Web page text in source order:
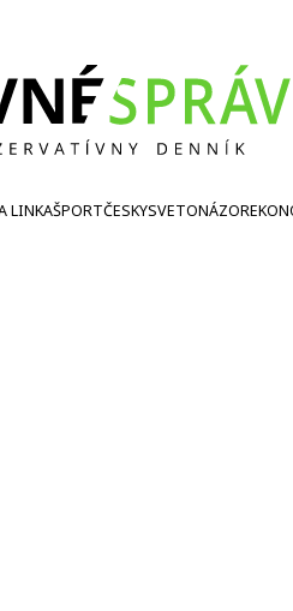
LINKAŠPORTČESKYSVETONÁZOR